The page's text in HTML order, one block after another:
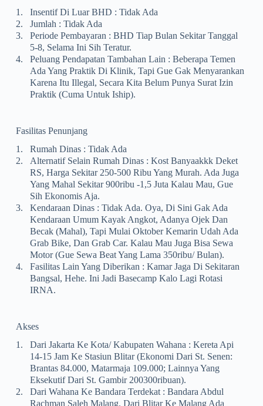
1.
Insentif Di Luar BHD : Tidak Ada
2.
Jumlah : Tidak Ada
3.
Periode Pembayaran : BHD Tiap Bulan Sekitar Tanggal
5-8, Selama Ini Sih Teratur.
4.
Peluang Pendapatan Tambahan Lain : Beberapa Temen
Ada Yang Praktik Di Klinik, Tapi Gue Gak Menyarankan
Karena Itu Illegal, Secara Kita Belum Punya Surat Izin
Praktik (cuma Untuk Iship).
Fasilitas Penunjang
1.
Rumah Dinas : Tidak Ada
2.
Alternatif Selain Rumah Dinas : Kost Banyaakkk Deket
RS, Harga Sekitar 250-500 Ribu Yang Murah. Ada Juga
Yang Mahal Sekitar 900ribu -1,5 Juta Kalau Mau, Gue
Sih Ekonomis Aja.
3.
Kendaraan Dinas : Tidak Ada. Oya, Di Sini Gak Ada
Kendaraan Umum Kayak Angkot, Adanya Ojek Dan
Becak (mahal), Tapi Mulai Oktober Kemarin Udah Ada
Grab Bike, Dan Grab Car. Kalau Mau Juga Bisa Sewa
Motor (gue Sewa Beat Yang Lama 350ribu/ Bulan).
4.
Fasilitas Lain Yang Diberikan : Kamar Jaga Di Sekitaran
Bangsal, Hehe. Ini Jadi Basecamp Kalo Lagi Rotasi
IRNA.
Akses
1.
Dari Jakarta Ke Kota/ Kabupaten Wahana : Kereta Api
14-15 Jam Ke Stasiun Blitar (Ekonomi Dari St. Senen:
Brantas 84.000, Matarmaja 109.000; Lainnya Yang
Eksekutif Dari St. Gambir 200300ribuan).
2.
Dari Wahana Ke Bandara Terdekat : Bandara Abdul
Rachman Saleh Malang. Dari Blitar Ke Malang Ada